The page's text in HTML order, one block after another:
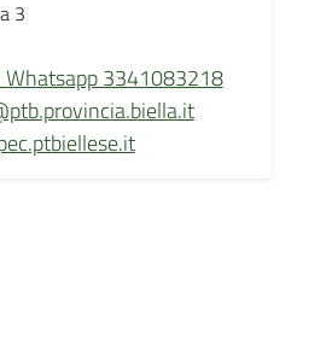
3
3341083218